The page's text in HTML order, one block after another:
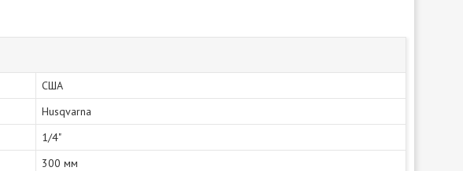
США
Husqvarna
1/4"
300 мм